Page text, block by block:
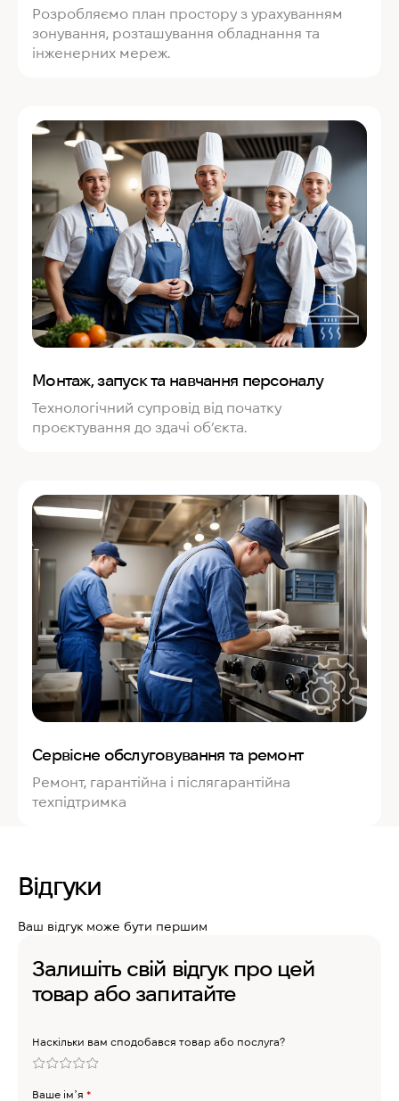
Розробляємо план простору з урахуванням
зонування, розташування обладнання та
інженерних мереж.
Монтаж, запуск та навчання персоналу
Технологічний супровід від початку
проєктування до здачі об’єкта.
Сервісне обслуговування та ремонт
Ремонт, гарантійна і післягарантійна
техпідтримка
Відгуки
Ваш відгук може бути першим
Залишіть свій відгук про цей
товар або запитайте
Наскільки вам сподобався товар або послуга?
Ваше імʼя *